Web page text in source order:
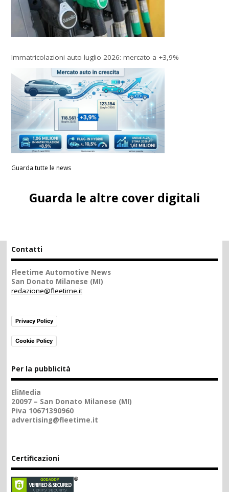
Immatricolazioni auto luglio 2026: mercato a +3,9%
Guarda tutte le news
Guarda le altre cover digitali
Contatti
Fleetime Automotive News
San Donato Milanese (MI)
redazione@fleetime.it
Privacy Policy
Cookie Policy
Per la pubblicità
EliMedia
20097 – San Donato Milanese (MI)
Piva 10671390960
advertising@fleetime.it
Certificazioni